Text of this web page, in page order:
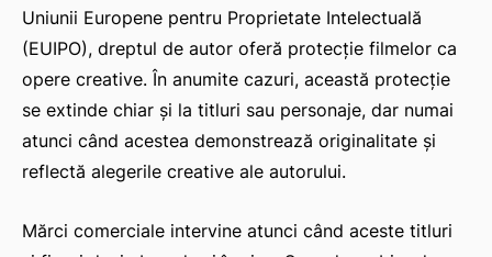
Uniunii Europene pentru Proprietate Intelectuală
(EUIPO), dreptul de autor oferă protecție filmelor ca
opere creative. În anumite cazuri, această protecție
se extinde chiar și la titluri sau personaje, dar numai
atunci când acestea demonstrează originalitate și
reflectă alegerile creative ale autorului.
Mărci comerciale intervine atunci când aceste titluri